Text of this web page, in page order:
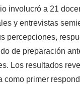
involucró a 21
y entrevistas
percepciones,
de preparación
Los resultados
como primer